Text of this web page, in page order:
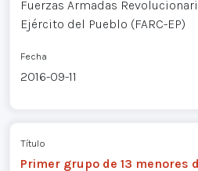
Fuerzas Armadas
Ejército del Pueblo (FARC-EP)
Fecha
2016-09-11
Título
Primer grupo de 13 menores